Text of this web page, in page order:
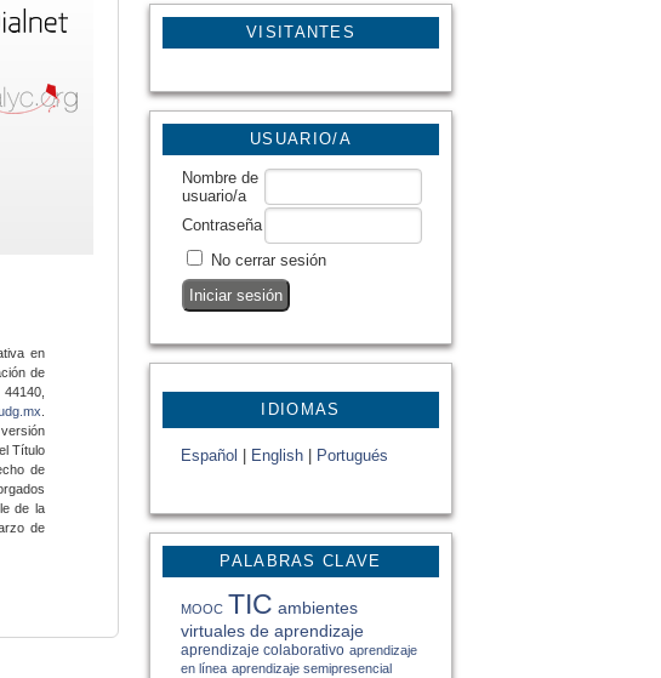
VISITANTES
USUARIO/A
Nombre de
usuario/a
Contraseña
No cerrar sesión
IDIOMAS
Español English Portugués
PALABRAS CLAVE
MOOC TIC ambientes
virtuales de aprendizaje
aprendizaje colaborativo aprendizaje
en línea aprendizaje semipresencial
en
de
Título
de
de la
de